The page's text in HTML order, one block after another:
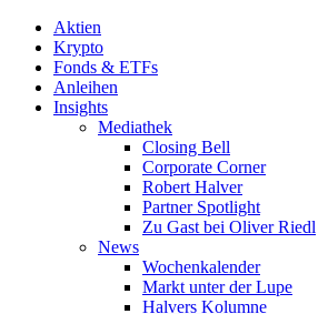
Aktien
Krypto
Fonds & ETFs
Anleihen
Insights
Mediathek
Closing Bell
Corporate Corner
Robert Halver
Partner Spotlight
Zu Gast bei Oliver Riedl
News
Wochenkalender
Markt unter der Lupe
Halvers Kolumne